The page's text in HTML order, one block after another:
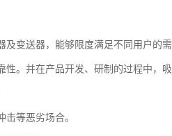
及变送器，能够限度满足不同用户的需
性。并在产品开发、研制的过程中，吸
等恶劣场合。